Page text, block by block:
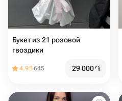
Букет из 21 розовой
гвоздики
4.95645 29 000֏